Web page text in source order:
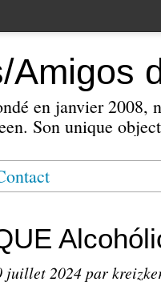
Amigos
en janvier 2008,
Son unique
juillet 2024par